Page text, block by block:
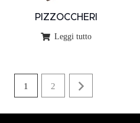
PIZZOCCHERI
Leggi tutto
1 2